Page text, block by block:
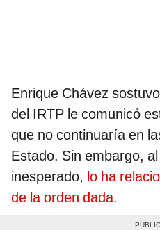
Enrique Chávez
del IRTP le comunicó
que no continuaría en
Estado. Sin embargo,
inesperado, lo ha
de la orden dada.